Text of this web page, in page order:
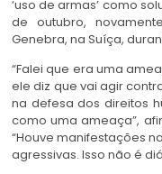
‘uso de armas’ como
de outubro,
Genebra, na Suíça,
“Falei que era uma
ele diz que vai agir
na defesa dos direitos
como uma ameaça”,
“Houve manifestações
agressivas. Isso não é